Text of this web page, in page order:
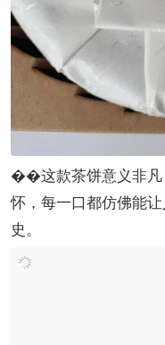
��这款茶饼意义非凡
怀，每一口都仿佛能
史。